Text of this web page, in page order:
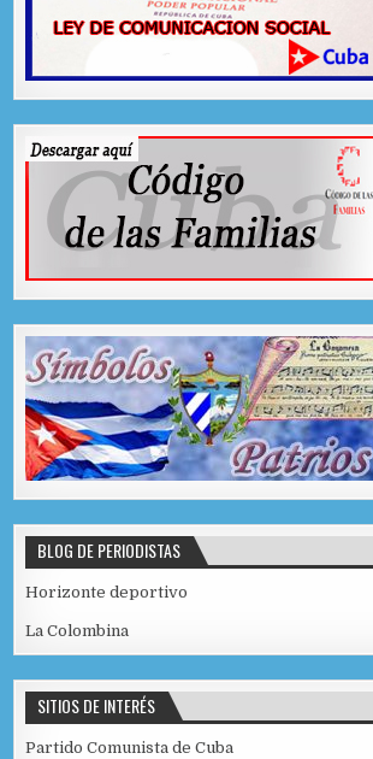
BLOG DE PERIODISTAS
Horizonte deportivo
La Colombina
SITIOS DE INTERÉS
Partido Comunista de Cuba